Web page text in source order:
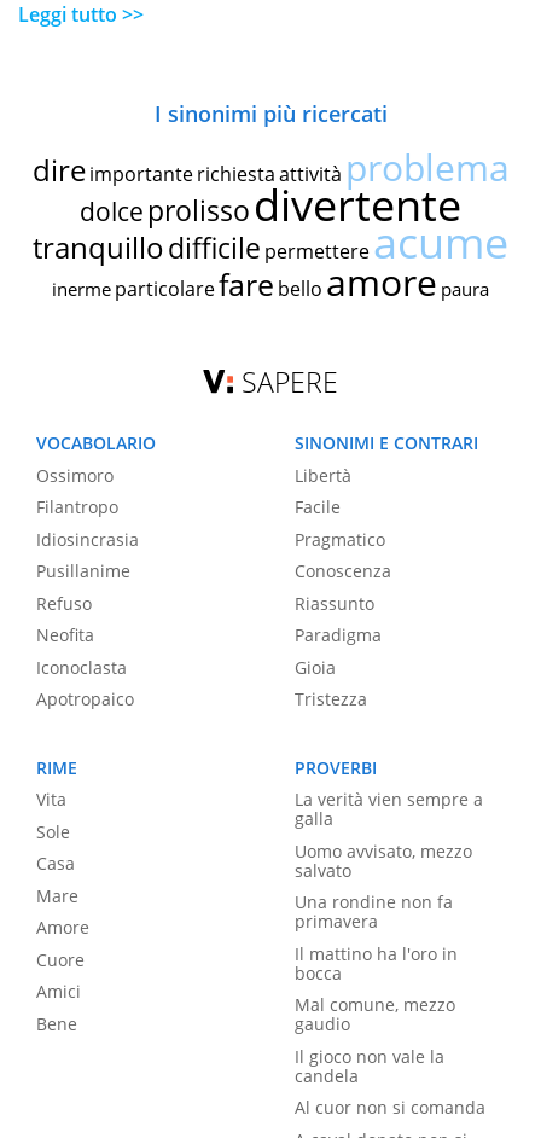
Leggi tutto >>
I sinonimi più ricercati
dire importante richiestaattività problema
dolce prolissodivertente
tranquillodifficile permettereacume
inerme particolarefare bello amore paura
SAPERE
VOCABOLARIO
Ossimoro
Filantropo
Idiosincrasia
Pusillanime
Refuso
Neofita
Iconoclasta
Apotropaico
SINONIMI E CONTRARI
Libertà
Facile
Pragmatico
Conoscenza
Riassunto
Paradigma
Gioia
Tristezza
RIME
Vita
Sole
Casa
Mare
Amore
Cuore
Amici
Bene
PROVERBI
La verità vien sempre a
galla
Uomo avvisato, mezzo
salvato
Una rondine non fa
primavera
Il mattino ha l'oro in
bocca
Mal comune, mezzo
gaudio
Il gioco non vale la
candela
Al cuor non si comanda